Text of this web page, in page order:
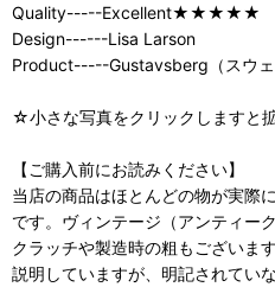
Quality-----Excellent★★★★★
Design------Lisa Larson
Product-----Gustavsberg（スウェ
☆小さな写真をクリックしますと
【ご購入前にお読みください】
当店の商品はほとんどの物が実際
です。ヴィンテージ（アンティー
クラッチや製造時の粗もございま
説明していますが、明記されてい